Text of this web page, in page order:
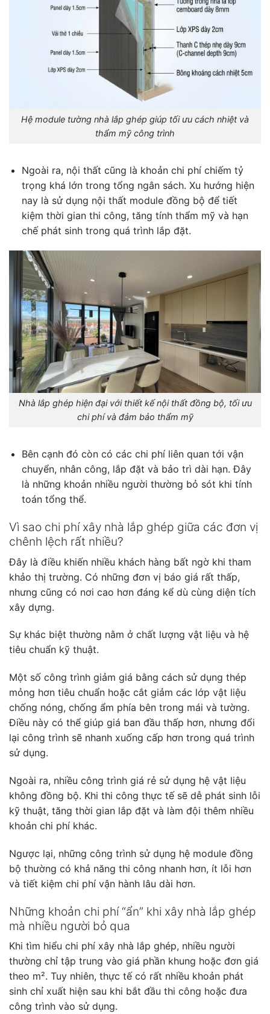
Hệ module tường nhà lắp ghép giúp tối ưu cách nhiệt và
thẩm mỹ công trình
Ngoài ra, nội thất cũng là khoản chi phí chiếm tỷ
trọng khá lớn trong tổng ngân sách. Xu hướng hiện
nay là sử dụng nội thất module đồng bộ để tiết
kiệm thời gian thi công, tăng tính thẩm mỹ và hạn
chế phát sinh trong quá trình lắp đặt.
Nhà lắp ghép hiện đại với thiết kế nội thất đồng bộ, tối ưu
chi phí và đảm bảo thẩm mỹ
Bên cạnh đó còn có các chi phí liên quan tới vận
chuyển, nhân công, lắp đặt và bảo trì dài hạn. Đây
là những khoản nhiều người thường bỏ sót khi tính
toán tổng thể.
Vì sao chi phí xây nhà lắp ghép giữa các đơn vị
chênh lệch rất nhiều?
Đây là điều khiến nhiều khách hàng bất ngờ khi tham
khảo thị trường. Có những đơn vị báo giá rất thấp,
nhưng cũng có nơi cao hơn đáng kể dù cùng diện tích
xây dựng.
Sự khác biệt thường nằm ở chất lượng vật liệu và hệ
tiêu chuẩn kỹ thuật.
Một số công trình giảm giá bằng cách sử dụng thép
mỏng hơn tiêu chuẩn hoặc cắt giảm các lớp vật liệu
chống nóng, chống ẩm phía bên trong mái và tường.
Điều này có thể giúp giá ban đầu thấp hơn, nhưng đổi
lại công trình sẽ nhanh xuống cấp hơn trong quá trình
sử dụng.
Ngoài ra, nhiều công trình giá rẻ sử dụng hệ vật liệu
không đồng bộ. Khi thi công thực tế sẽ dễ phát sinh lỗi
kỹ thuật, tăng thời gian lắp đặt và làm đội thêm nhiều
khoản chi phí khác.
Ngược lại, những công trình sử dụng hệ module đồng
bộ thường có khả năng thi công nhanh hơn, ít lỗi hơn
và tiết kiệm chi phí vận hành lâu dài hơn.
Những khoản chi phí “ẩn” khi xây nhà lắp ghép
mà nhiều người bỏ qua
Khi tìm hiểu chi phí xây nhà lắp ghép, nhiều người
thường chỉ tập trung vào giá phần khung hoặc đơn giá
theo m². Tuy nhiên, thực tế có rất nhiều khoản phát
sinh chỉ xuất hiện sau khi bắt đầu thi công hoặc đưa
công trình vào sử dụng.